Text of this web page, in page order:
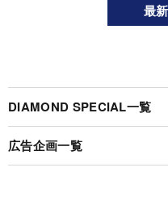
最
DIAMOND SPECIAL一覧
広告企画一覧